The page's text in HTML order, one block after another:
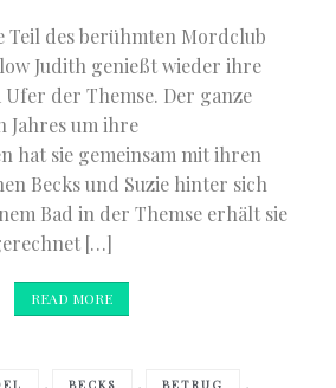
Teil des berühmten Mordclub
Judith genießt wieder ihre
Ufer der Themse. Der ganze
Jahres um ihre
hat sie gemeinsam mit ihren
Becks und Suzie hinter sich
Bad in der Themse erhält sie
[…]
READ MORE
, BECKS , BETRUG ,